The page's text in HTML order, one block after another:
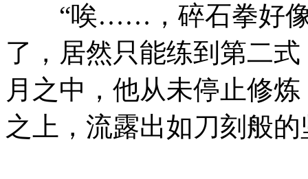
“唉……，碎石拳好像
了，居然只能练到第二
月之中，他从未停止修
之上，流露出如刀刻般